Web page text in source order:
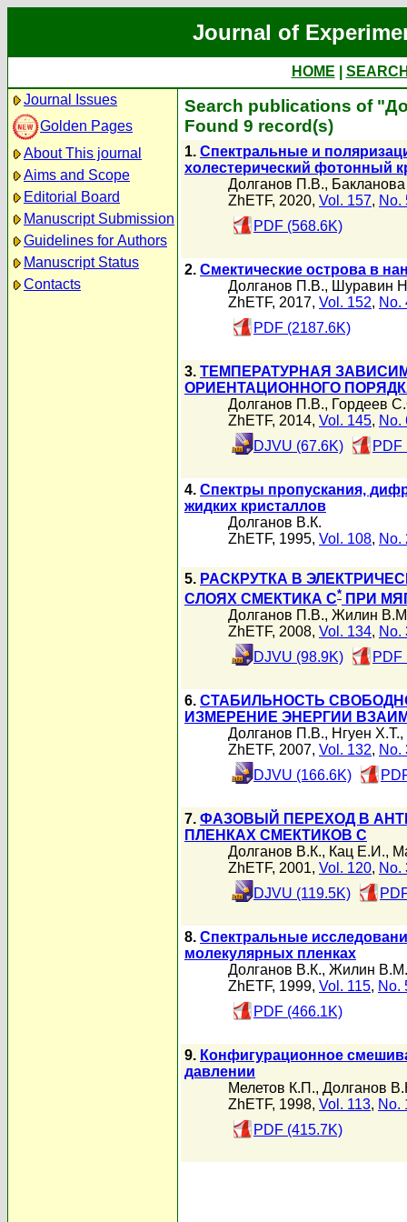
Journal of
HOME
Journal Issues
Golden Pages
About This journal
Aims and Scope
Editorial Board
Manuscript Submission
Guidelines for Authors
Manuscript Status
Contacts
Search publications of
Found 9 record(s)
1. Спектральные и
холестерический фотонный
Долганов П.В.,
ZhETF, 2020, Vol. 157, No.
PDF (568.6K)
2. Смектические острова в
Долганов П.В., Шуравин
ZhETF, 2017, Vol. 152, No.
PDF (2187.6K)
3. ТЕМПЕРАТУРНАЯ
ОРИЕНТАЦИОННОГО
Долганов П.В., Гордеев
ZhETF, 2014, Vol. 145, No.
DJVU (67.6K)
PDF
4. Спектры пропускания,
жидких кристаллов
Долганов В.К.
ZhETF, 1995, Vol. 108, No.
5. РАСКРУТКА В
СЛОЯХ СМЕКТИКА C* ПРИ
Долганов П.В., Жилин
ZhETF, 2008, Vol. 134, No.
DJVU (98.9K)
PDF
6. СТАБИЛЬНОСТЬ
ИЗМЕРЕНИЕ ЭНЕРГИИ
Долганов П.В., Нгуен Х.Т.,
ZhETF, 2007, Vol. 132, No.
DJVU (166.6K)
7. ФАЗОВЫЙ ПЕРЕХОД В
ПЛЕНКАХ СМЕКТИКОВ C
Долганов В.К., Кац Е.И.,
ZhETF, 2001, Vol. 120, No.
DJVU (119.5K)
8. Спектральные
молекулярных пленках
Долганов В.К., Жилин В.М.
ZhETF, 1999, Vol. 115, No.
PDF (466.1K)
9. Конфигурационное
давлении
Мелетов К.П., Долганов
ZhETF, 1998, Vol. 113, No.
PDF (415.7K)